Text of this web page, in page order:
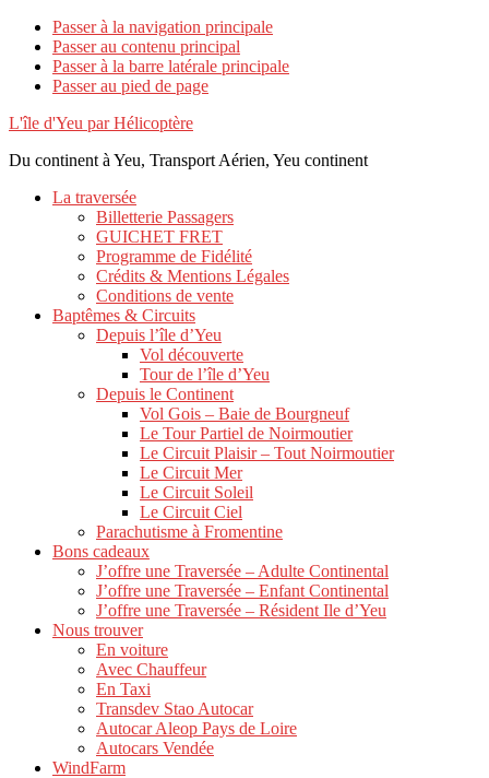
Passer à la navigation principale
Passer au contenu principal
Passer à la barre latérale principale
Passer au pied de page
L'île d'Yeu par Hélicoptère
Du continent à Yeu, Transport Aérien, Yeu continent
La traversée
Billetterie Passagers
GUICHET FRET
Programme de Fidélité
Crédits & Mentions Légales
Conditions de vente
Baptêmes & Circuits
Depuis l’île d’Yeu
Vol découverte
Tour de l’île d’Yeu
Depuis le Continent
Vol Gois – Baie de Bourgneuf
Le Tour Partiel de Noirmoutier
Le Circuit Plaisir – Tout Noirmoutier
Le Circuit Mer
Le Circuit Soleil
Le Circuit Ciel
Parachutisme à Fromentine
Bons cadeaux
J’offre une Traversée – Adulte Continental
J’offre une Traversée – Enfant Continental
J’offre une Traversée – Résident Ile d’Yeu
Nous trouver
En voiture
Avec Chauffeur
En Taxi
Transdev Stao Autocar
Autocar Aleop Pays de Loire
Autocars Vendée
WindFarm